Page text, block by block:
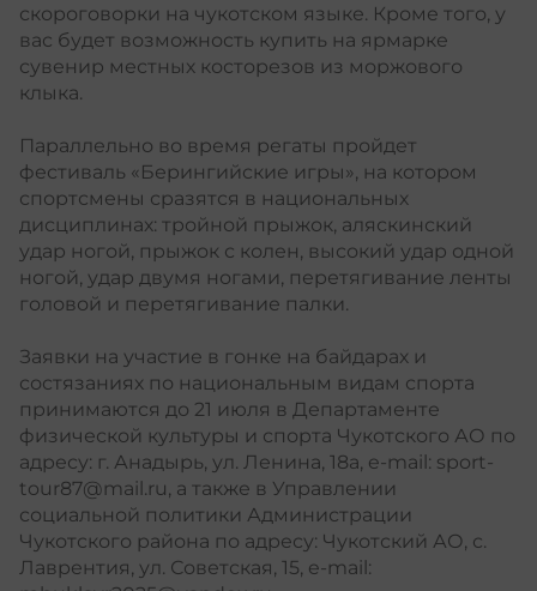
скороговорки на чукотском языке. Кроме того, у
вас будет возможность купить на ярмарке
сувенир местных косторезов из моржового
клыка.
Параллельно во время регаты пройдет
фестиваль «Берингийские игры», на котором
спортсмены сразятся в национальных
дисциплинах: тройной прыжок, аляскинский
удар ногой, прыжок с колен, высокий удар одной
ногой, удар двумя ногами, перетягивание ленты
головой и перетягивание палки.
Заявки на участие в гонке на байдарах и
состязаниях по национальным видам спорта
принимаются до 21 июля в Департаменте
физической культуры и спорта Чукотского АО по
адресу: г. Анадырь, ул. Ленина, 18а, e-mail: sport-
tour87@mail.ru, а также в Управлении
социальной политики Администрации
Чукотского района по адресу: Чукотский АО, с.
Лаврентия, ул. Советская, 15, e-mail: